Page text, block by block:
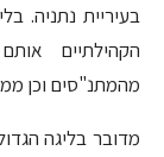
הקהילתיים
מהמתנ"סים וכן
מדובר בליגה